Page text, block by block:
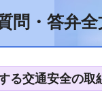
問・答弁
る交通安全の取